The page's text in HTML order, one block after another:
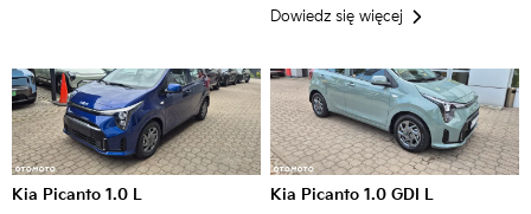
Dowiedz się więcej
Kia Picanto 1.0 L
Kia Picanto 1.0 GDI L